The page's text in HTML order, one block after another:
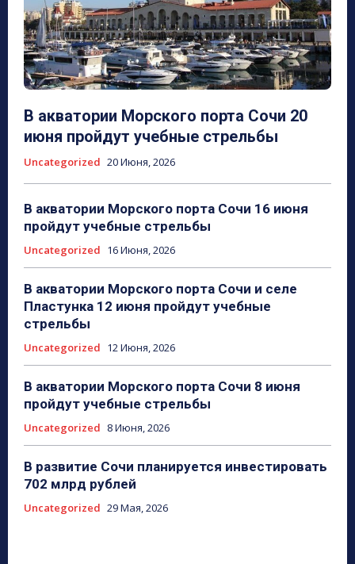
В акватории Морского порта Сочи 20
июня пройдут учебные стрельбы
Uncategorized 20 Июня, 2026
В акватории Морского порта Сочи 16 июня
пройдут учебные стрельбы
Uncategorized 16 Июня, 2026
В акватории Морского порта Сочи и селе
Пластунка 12 июня пройдут учебные
стрельбы
Uncategorized 12 Июня, 2026
В акватории Морского порта Сочи 8 июня
пройдут учебные стрельбы
Uncategorized 8 Июня, 2026
В развитие Сочи планируется инвестировать
702 млрд рублей
Uncategorized 29 Мая, 2026